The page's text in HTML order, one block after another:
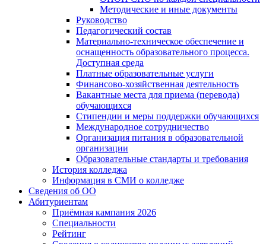
Методические и иные документы
Руководство
Педагогический состав
Материально-техническое обеспечение и
оснащенность образовательного процесса.
Доступная среда
Платные образовательные услуги
Финансово-хозяйственная деятельность
Вакантные места для приема (перевода)
обучающихся
Стипендии и меры поддержки обучающихся
Международное сотрудничество
Организация питания в образовательной
организации
Образовательные стандарты и требования
История колледжа
Информация в СМИ о колледже
Сведения об ОО
Абитуриентам
Приёмная кампания 2026
Специальности
Рейтинг